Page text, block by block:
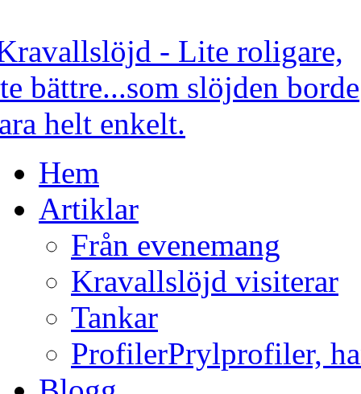
Hem
Artiklar
Från evenemang
Kravallslöjd visiterar
Tankar
ProfilerPrylprofiler,